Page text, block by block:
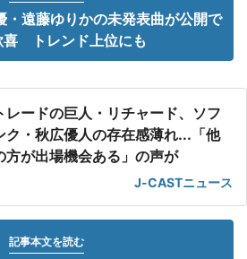
・遠藤ゆりかの未発表曲が公開で
喜 トレンド上位にも
レードの巨人・リチャード、ソフ
ク・秋広優人の存在感薄れ...「他
方が出場機会ある」の声が
J-CASTニュース
記事本文を読む